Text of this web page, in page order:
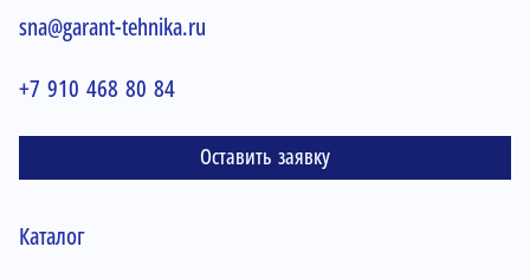
sna@garant-tehnika.ru
+7 910 468 80 84
Оставить заявку
Каталог